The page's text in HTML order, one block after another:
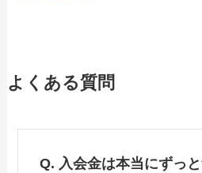
よくある質問
Q. 入会金は本当にずっ